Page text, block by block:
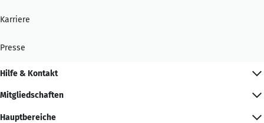
Karriere
Presse
Hilfe & Kontakt
Mitgliedschaften
Hauptbereiche